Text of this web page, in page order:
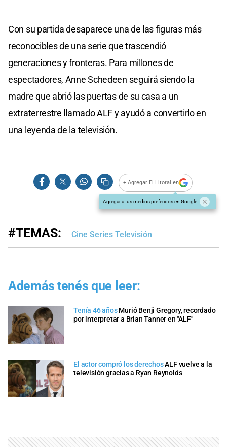
Con su partida desaparece una de las figuras más
reconocibles de una serie que trascendió
generaciones y fronteras. Para millones de
espectadores, Anne Schedeen seguirá siendo la
madre que abrió las puertas de su casa a un
extraterrestre llamado ALF y ayudó a convertirlo en
una leyenda de la televisión.
+ Agregar El Litoral en
Agregar a tus medios preferidos en Google
#TEMAS: Cine Series Televisión
Además tenés que leer:
Tenía 46 años Murió Benji Gregory, recordado
por interpretar a Brian Tanner en "ALF"
El actor compró los derechosALF vuelve a la
televisión gracias a Ryan Reynolds